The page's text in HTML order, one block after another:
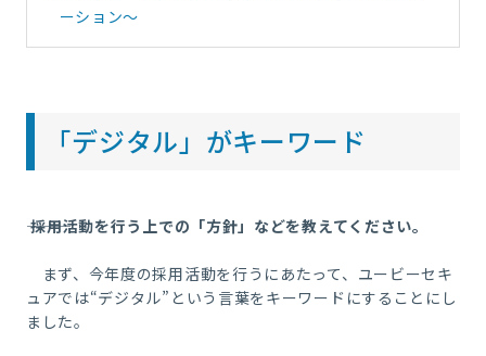
ーション～
「デジタル」がキーワード
―――採用活動を行う上での「方針」などを教えてください。
まず、今年度の採用活動を行うにあたって、ユービーセキ
ュアでは“デジタル”という言葉をキーワードにすることにし
ました。